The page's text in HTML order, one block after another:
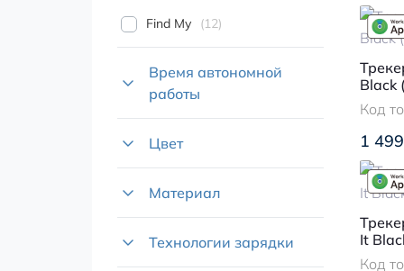
Find My 12
Время автономной
работы
Цвет
Материал
Технологии зарядки
Black
Код
1
It
Код